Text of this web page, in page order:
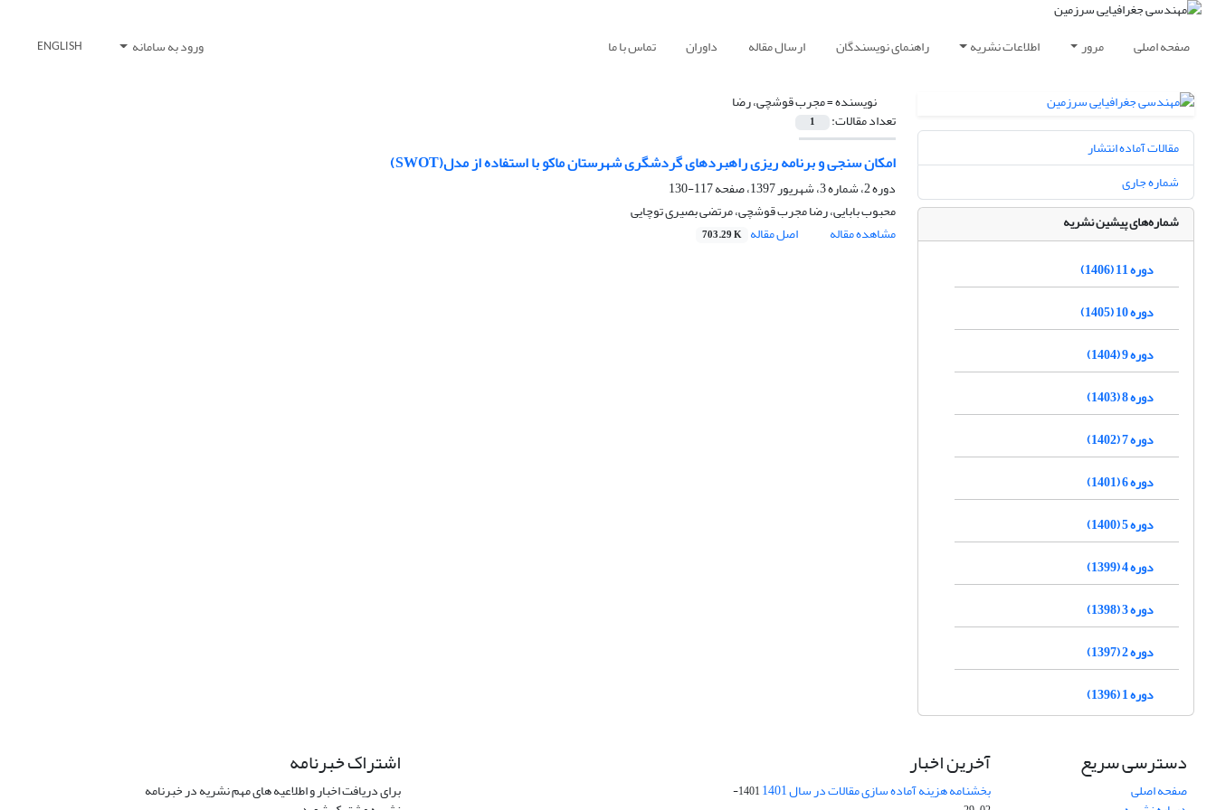
صفحه اصلی مرور اطلاعات نشریه راهنمای نویسندگان ارسال مقاله داوران تماس با ما ورود به سامانه ENGLISH
نویسنده =مجرب قوشچی، رضا
تعداد مقالات: 1
امکان سنجی و برنامه ریزی راهبردهای گردشگری شهرستان ماکو با استفاده از مدل(SWOT)
دوره 2، شماره 3، شهریور 1397، صفحه
117-130
محبوب بابایی، رضا مجرب قوشچی، مرتضی بصیری توچایی
مشاهده مقاله
اصل مقاله 703.29 K
مقالات آماده انتشار
شماره جاری
شماره‌های پیشین نشریه
دوره 11 (1406)
دوره 10 (1405)
دوره 9 (1404)
دوره 8 (1403)
دوره 7 (1402)
دوره 6 (1401)
دوره 5 (1400)
دوره 4 (1399)
دوره 3 (1398)
دوره 2 (1397)
دوره 1 (1396)
دسترسی سریع
صفحه اصلی
آخرین اخبار
بخشنامه هزینه آماده سازی مقالات در سال 1401
1401-
اشتراک خبرنامه
برای دریافت اخبار و اطلاعیه های مهم نشریه در خبرنامه